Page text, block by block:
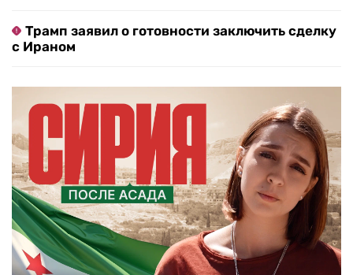
Трамп заявил о готовности заключить сделку
с Ираном